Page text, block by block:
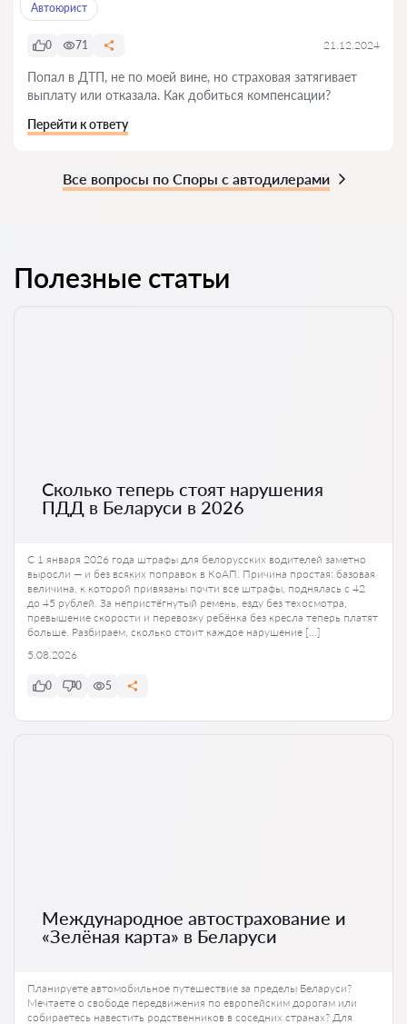
Автоюрист
0 71 21.12.2024
Попал в ДТП, не по моей вине, но страховая затягивает
выплату или отказала. Как добиться компенсации?
Перейти к ответу
Все вопросы по Споры с автодилерами
Полезные статьи
Сколько теперь стоят нарушения
ПДД в Беларуси в 2026
С 1 января 2026 года штрафы для белорусских водителей заметно
выросли — и без всяких поправок в КоАП. Причина простая: базовая
величина, к которой привязаны почти все штрафы, поднялась с 42
до 45 рублей. За непристёгнутый ремень, езду без техосмотра,
превышение скорости и перевозку ребёнка без кресла теперь платят
больше. Разбираем, сколько стоит каждое нарушение […]
5.08.2026
0 0 5
Международное автострахование и
«Зелёная карта» в Беларуси
Планируете автомобильное путешествие за пределы Беларуси?
Мечтаете о свободе передвижения по европейским дорогам или
собираетесь навестить родственников в соседних странах? Для